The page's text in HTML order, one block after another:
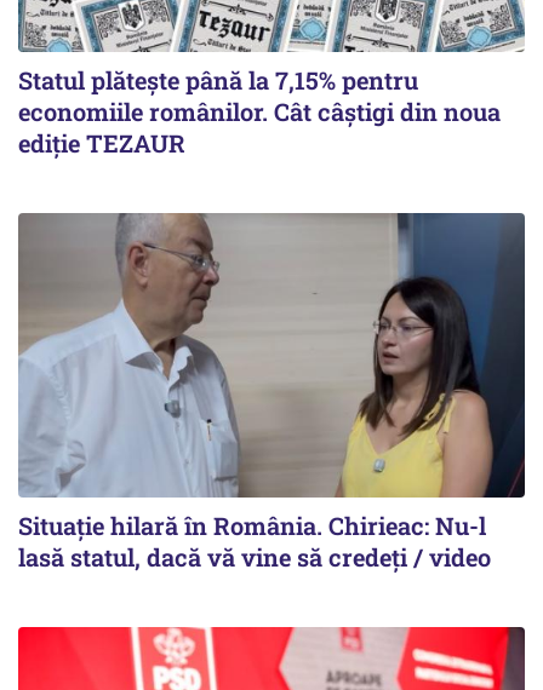
Statul plătește până la 7,15% pentru
economiile românilor. Cât câștigi din noua
ediție TEZAUR
Situație hilară în România. Chirieac: Nu-l
lasă statul, dacă vă vine să credeți / video